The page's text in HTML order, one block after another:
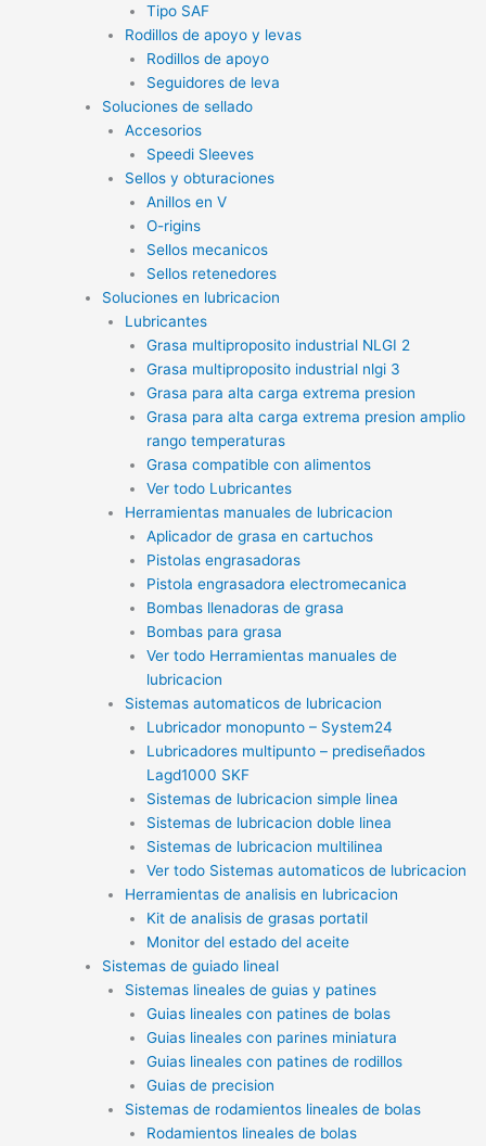
Tipo SAF
Rodillos de apoyo y levas
Rodillos de apoyo
Seguidores de leva
Soluciones de sellado
Accesorios
Speedi Sleeves
Sellos y obturaciones
Anillos en V
O-rigins
Sellos mecanicos
Sellos retenedores
Soluciones en lubricacion
Lubricantes
Grasa multiproposito industrial NLGI 2
Grasa multiproposito industrial nlgi 3
Grasa para alta carga extrema presion
Grasa para alta carga extrema presion amplio
rango temperaturas
Grasa compatible con alimentos
Ver todo Lubricantes
Herramientas manuales de lubricacion
Aplicador de grasa en cartuchos
Pistolas engrasadoras
Pistola engrasadora electromecanica
Bombas llenadoras de grasa
Bombas para grasa
Ver todo Herramientas manuales de
lubricacion
Sistemas automaticos de lubricacion
Lubricador monopunto – System24
Lubricadores multipunto – prediseñados
Lagd1000 SKF
Sistemas de lubricacion simple linea
Sistemas de lubricacion doble linea
Sistemas de lubricacion multilinea
Ver todo Sistemas automaticos de lubricacion
Herramientas de analisis en lubricacion
Kit de analisis de grasas portatil
Monitor del estado del aceite
Sistemas de guiado lineal
Sistemas lineales de guias y patines
Guias lineales con patines de bolas
Guias lineales con parines miniatura
Guias lineales con patines de rodillos
Guias de precision
Sistemas de rodamientos lineales de bolas
Rodamientos lineales de bolas